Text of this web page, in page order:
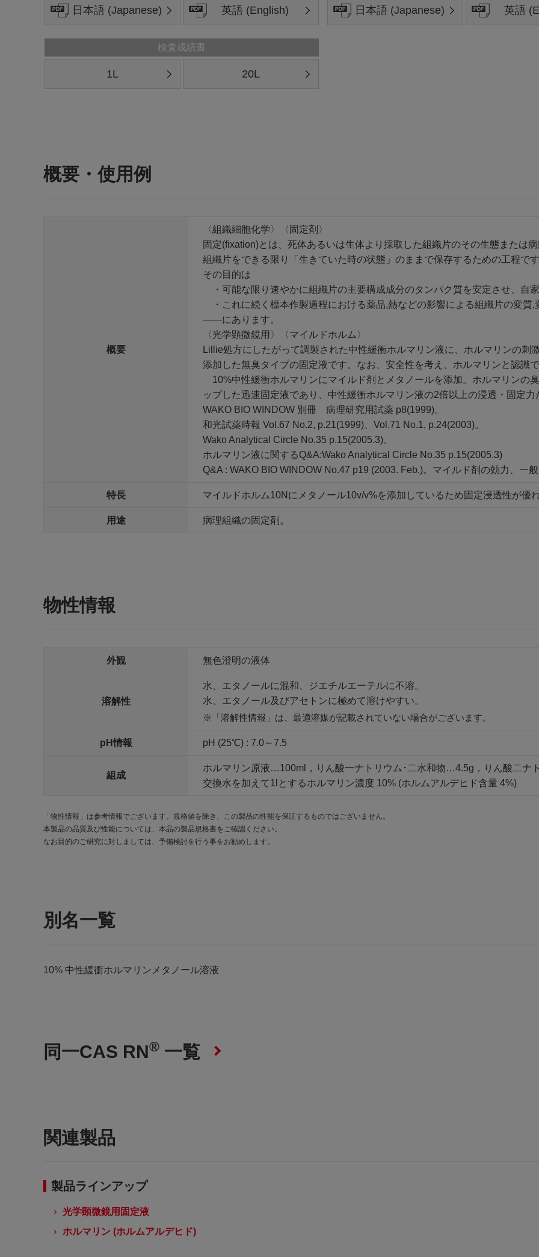
日本語 (Japanese) 英語 (English) 日本語 (Japanese) 英語
検査成績書
1L 20L
概要・使用例
概要
〈組織細胞化学〉〈固定剤〉
固定(fixation)とは、死体あるいは生体より採取した組織片のその生態または
組織片をできる限り「生きていた時の状態」のままで保存するための工程です
その目的は
・可能な限り速やかに組織片の主要構成成分のタンパク質を安定させ、自
・これに続く標本作製過程における薬品,熱などの影響による組織片の変質,
――にあります。
〈光学顕微鏡用〉〈マイルドホルム〉
Lillie処方にしたがって調製された中性緩衝ホルマリン液に、ホルマリンの刺
添加した無臭タイプの固定液です。なお、安全性を考え、ホルマリンと認識
10%中性緩衝ホルマリンにマイルド剤とメタノールを添加。ホルマリンの
ップした迅速固定液であり、中性緩衝ホルマリン液の2倍以上の浸透・固定力
WAKO BIO WINDOW 別冊 病理研究用試薬 p8(1999)。
和光試薬時報 Vol.67 No.2, p.21(1999)、Vol.71 No.1, p.24(2003)。
Wako Analytical Circle No.35 p.15(2005.3)。
ホルマリン液に関するQ&A:Wako Analytical Circle No.35 p.15(2005.3)
Q&A : WAKO BIO WINDOW No.47 p19 (2003. Feb.)。マイルド剤の効力、一
特長 マイルドホルム10Nにメタノール10v/v%を添加しているため固定浸透性が優れ
用途 病理組織の固定剤。
物性情報
外観 無色澄明の液体
溶解性
水、エタノールに混和、ジエチルエーテルに不溶。
水、エタノール及びアセトンに極めて溶けやすい。
「溶解性情報」は、最適溶媒が記載されていない場合がございます。
pH情報 pH (25℃) : 7.0～7.5
組成
ホルマリン原液…100ml，りん酸一ナトリウム･二水和物…4.5g，りん酸二
交換水を加えて1lとするホルマリン濃度 10% (ホルムアルデヒド含量 4%)
「物性情報」は参考情報でございます。規格値を除き、この製品の性能を保証するものではございません。
本製品の品質及び性能については、本品の製品規格書をご確認ください。
なお目的のご研究に対しましては、予備検討を行う事をお勧めします。
別名一覧
10% 中性緩衝ホルマリンメタノール溶液
同一CAS RN® 一覧
関連製品
製品ラインアップ
光学顕微鏡用固定液
ホルマリン (ホルムアルデヒド)